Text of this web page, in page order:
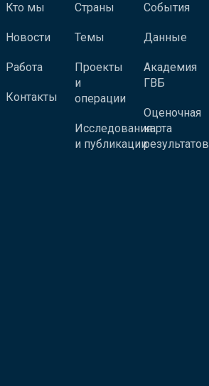
Кто мы
Новости
Работа
Контакты
Страны
Темы
Проекты
и
операции
Исследования
и публикации
События
Данные
Академия
ГВБ
Оценочная
карта
результатов